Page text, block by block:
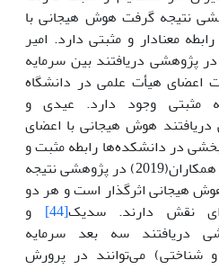
در پژوهشی نتیجه گرفت هوش هیجانی با
معنادار و مثبتی دارد. امیر
و همکاران(1391) در پژوهشی دریافتند بین سرمایه
اعضای هیأت علمی در دانشگاه
مثبتی وجود دارد. عیدی و
پژوهشی دریافتند هوش هیجانی با اعضای
در دانشکده‌ها رابطه مثبت و
و همکاران(2019) در پژوهشی نتیجه
هیجانی اثرگذار است و هر دو
نقش دارند. سدیک[44]
و
پژوهشی دریافتند سه بعد سرمایه
و شناختی) می‌توانند در پرورش